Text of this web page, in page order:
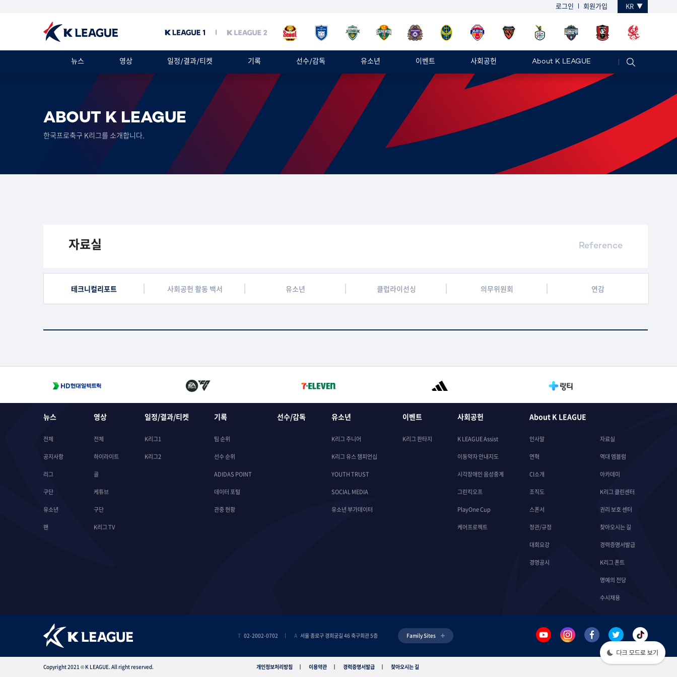
로그인 회원가입 KR
뉴스 영상 일정/결과/티켓 기록 선수/감독 유소년 이벤트 사회공헌 About K LEAGUE
ABOUT K LEAGUE
한국프로축구 K리그를 소개합니다.
자료실 Reference
테크니컬리포트 사회공헌 활동 백서 유소년 클럽라이선싱 의무위원회 연감
라
이
뉴스
전체
공지사항
리그
구단
유소년
팬
영상
전체
하이라이트
골
케튜브
구단
K리그 TV
일정/결과/티켓
K리그1
K리그2
기록
팀 순위
선수 순위
ADIDAS POINT
데이터 포털
관중 현황
선수/감독 유소년
K리그 주니어
K리그 유스 챔피언십
YOUTH TRUST
SOCIAL MEDIA
유소년 부가데이터
이벤트
K리그 판타지
사회공헌
K LEAGUE Assist
이동약자 안내지도
시각장애인 음성중계
그린킥오프
PlayOne Cup
케어프로젝트
About K LEAGUE
인사말
연혁
CI소개
조직도
스폰서
정관/규정
대회요강
경영공시
자료실
역대 엠블럼
아카데미
K리그 클린센터
권리 보호 센터
찾아오시는 길
경력증명서발급
K리그 폰트
명예의 전당
수시채용
T 02-2002-0702 A 서울 종로구 경희궁길 46 축구회관 5층 Family Sites
Copyright 2021 © K LEAGUE. All right reserved. 개인정보처리방침 이용약관 경력증명서발급 찾아오시는 길